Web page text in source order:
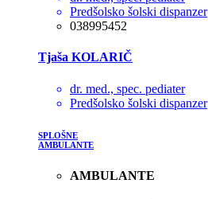
Predšolsko šolski dispanzer
038995452
Tjaša KOLARIČ
dr. med., spec. pediater
Predšolsko šolski dispanzer
SPLOŠNE
AMBULANTE
AMBULANTE